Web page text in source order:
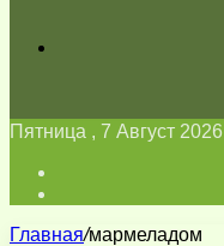
Пятница , 7 Август 2026
Главная/мармеладом